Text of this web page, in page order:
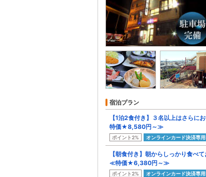
宿泊プラン
【1泊2食付き】３名以上はさら
特価★8,580円～≫
ポイント2% オンラインカード決済専用
【朝食付き】朝からしっかり食べ
≪特価★6,380円～≫
ポイント2% オンラインカード決済専用